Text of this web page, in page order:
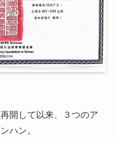
開して以来、３つのア
ハン。